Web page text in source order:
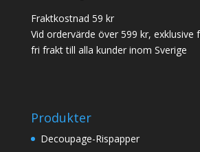
Fraktkostnad 59 kr
Vid ordervärde över 599 kr, exklusive
fri frakt till alla kunder inom Sverige
Produkter
Decoupage-Rispapper